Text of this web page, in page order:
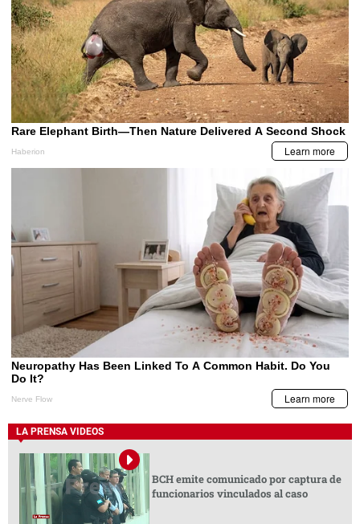
LA PRENSA VIDEOS
BCH emite comunicado por captura de
funcionarios vinculados al caso